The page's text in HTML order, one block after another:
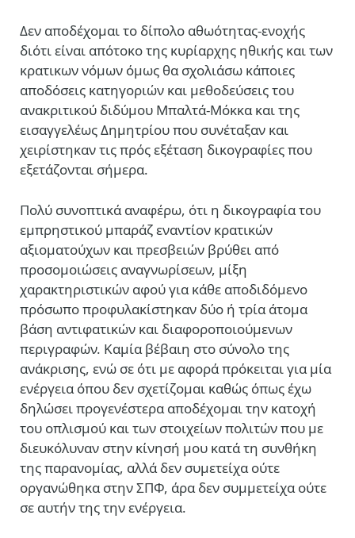
Δεν αποδέχομαι το δίπολο αθωότητας-ενοχής
διότι είναι απότοκο της κυρίαρχης ηθικής και των
κρατικων νόμων όμως θα σχολιάσω κάποιες
αποδόσεις κατηγοριών και μεθοδεύσεις του
ανακριτικού διδύμου Μπαλτά-Μόκκα και της
εισαγγελέως Δημητρίου που συνέταξαν και
χειρίστηκαν τις πρός εξέταση δικογραφίες που
εξετάζονται σήμερα.
Πολύ συνοπτικά αναφέρω, ότι η δικογραφία του
εμπρηστικού μπαράζ εναντίον κρατικών
αξιοματούχων και πρεσβειών βρύθει από
προσομοιώσεις αναγνωρίσεων, μίξη
χαρακτηριστικών αφού για κάθε αποδιδόμενο
πρόσωπο προφυλακίστηκαν δύο ή τρία άτομα
βάση αντιφατικών και διαφοροποιούμενων
περιγραφών. Καμία βέβαιη στο σύνολο της
ανάκρισης, ενώ σε ότι με αφορά πρόκειται για μία
ενέργεια όπου δεν σχετίζομαι καθώς όπως έχω
δηλώσει προγενέστερα αποδέχομαι την κατοχή
του οπλισμού και των στοιχείων πολιτών που με
διευκόλυναν στην κίνησή μου κατά τη συνθήκη
της παρανομίας, αλλά δεν συμετείχα ούτε
οργανώθηκα στην ΣΠΦ, άρα δεν συμμετείχα ούτε
σε αυτήν της την ενέργεια.